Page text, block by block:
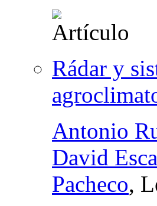
Rádar y
Antonio
David
Pacheco,